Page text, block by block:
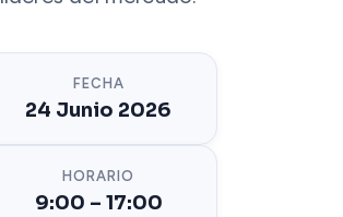
FECHA
24 Junio 2026
HORARIO
9:00 – 17:00